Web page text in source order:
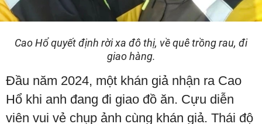
Cao Hổ quyết định rời xa đô thị, về quê trồng rau, đi
giao hàng.
Đầu năm 2024, một khán giả nhận ra Cao
Hổ khi anh đang đi giao đồ ăn. Cựu diễn
viên vui vẻ chụp ảnh cùng khán giả. Thái độ